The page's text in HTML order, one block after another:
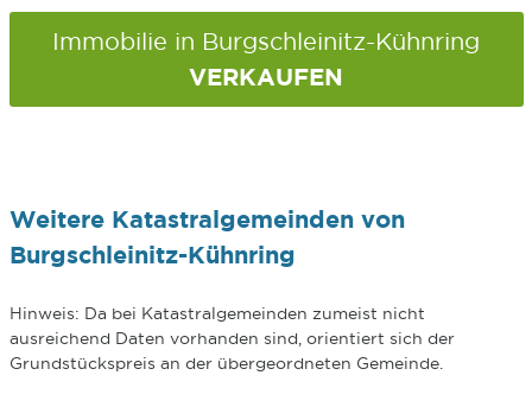
Immobilie in Burgschleinitz-Kühnring
VERKAUFEN
Weitere Katastralgemeinden von
Burgschleinitz-Kühnring
Hinweis: Da bei Katastralgemeinden zumeist nicht
ausreichend Daten vorhanden sind, orientiert sich der
Grundstückspreis an der übergeordneten Gemeinde.